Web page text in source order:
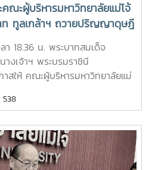
ณะผู้บริหารมหาวิทยาลัยแม่โจ้
าท ทูลเกล้าฯ ถวายปริญญาดุษฎี
านะ และผลิตภัณฑ์มงคลที่
ของมหาวิทยาลัยร่วมกับชุมชน
หัว และสมเด็จพระนางเจ้าฯ
18.36 น. พระบาทสมเด็จ
างเจ้าฯ พระบรมราชินี
าสให้ คณะผู้บริหารมหาวิทยาลัยแม่
ะ และผลิตภัณฑ์มงคลที่เป็น
ษ์พานิช นายกสภามหาวิทยาลัยแม่
ยเข้าเฝ้าฯ ทูลเกล้าทูลกระหม่อม
มศักดิ์ สาขาการพัฒนาภูมิสังคม
538